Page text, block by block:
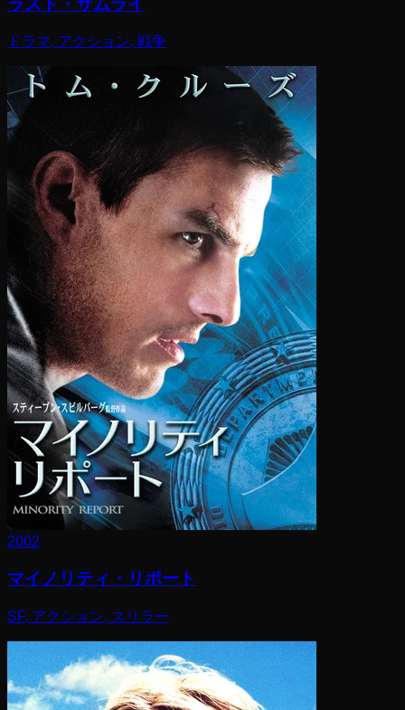
ラスト・サムライ
ドラマ, アクション, 戦争
2002
マイノリティ・リポート
SF, アクション, スリラー